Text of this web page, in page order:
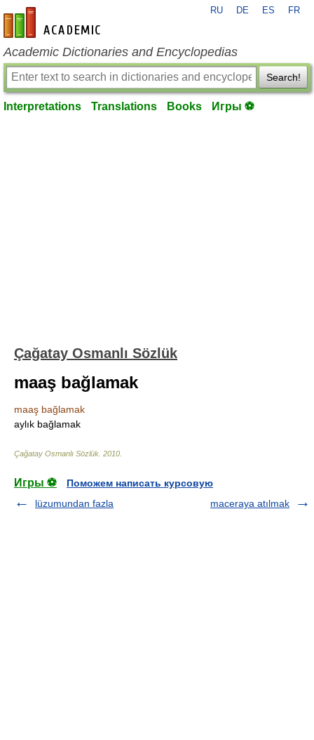
en-academic.com
RU DE ES FR
Academic Dictionaries and Encyclopedias
Search!
Interpretations Translations Books Игры ⚽
Çağatay Osmanlı Sözlük
maaş bağlamak
maaş bağlamak
aylık bağlamak
Çağatay Osmanlı Sözlük 2010
Игры ⚽
Поможем написать курсовую
lüzumundan fazla
maceraya atılmak